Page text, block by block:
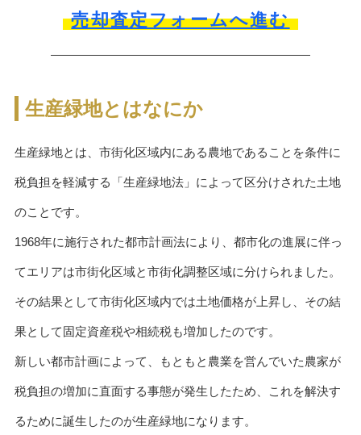
売却査定フォームへ進む
生産緑地とはなにか
生産緑地とは、市街化区域内にある農地であることを条件に
税負担を軽減する「生産緑地法」によって区分けされた土地
のことです。
1968年に施行された都市計画法により、都市化の進展に伴っ
てエリアは市街化区域と市街化調整区域に分けられました。
その結果として市街化区域内では土地価格が上昇し、その結
果として固定資産税や相続税も増加したのです。
新しい都市計画によって、もともと農業を営んでいた農家が
税負担の増加に直面する事態が発生したため、これを解決す
るために誕生したのが生産緑地になります。